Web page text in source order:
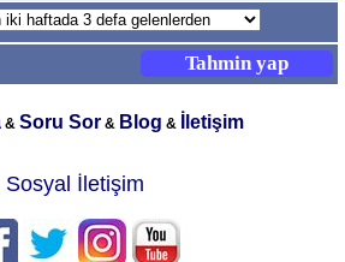
& Soru Sor& Blog & İletişim
Sosyal İletişim